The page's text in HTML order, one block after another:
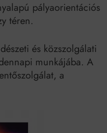
pályaorientációs
téren.
és közszolgálati
munkájába. A
a